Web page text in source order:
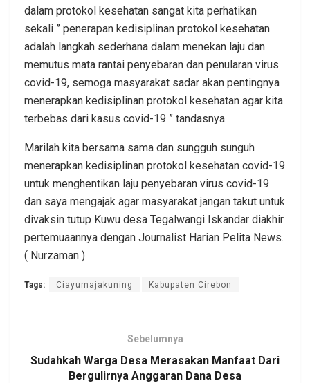
dalam protokol kesehatan sangat kita perhatikan
sekali ” penerapan kedisiplinan protokol kesehatan
adalah langkah sederhana dalam menekan laju dan
memutus mata rantai penyebaran dan penularan virus
covid-19, semoga masyarakat sadar akan pentingnya
menerapkan kedisiplinan protokol kesehatan agar kita
terbebas dari kasus covid-19 ” tandasnya.
Marilah kita bersama sama dan sungguh sunguh
menerapkan kedisiplinan protokol kesehatan covid-19
untuk menghentikan laju penyebaran virus covid-19
dan saya mengajak agar masyarakat jangan takut untuk
divaksin tutup Kuwu desa Tegalwangi Iskandar diakhir
pertemuaannya dengan Journalist Harian Pelita News.
( Nurzaman )
Tags: Ciayumajakuning Kabupaten Cirebon
Sebelumnya
Sudahkah Warga Desa Merasakan Manfaat Dari
Bergulirnya Anggaran Dana Desa